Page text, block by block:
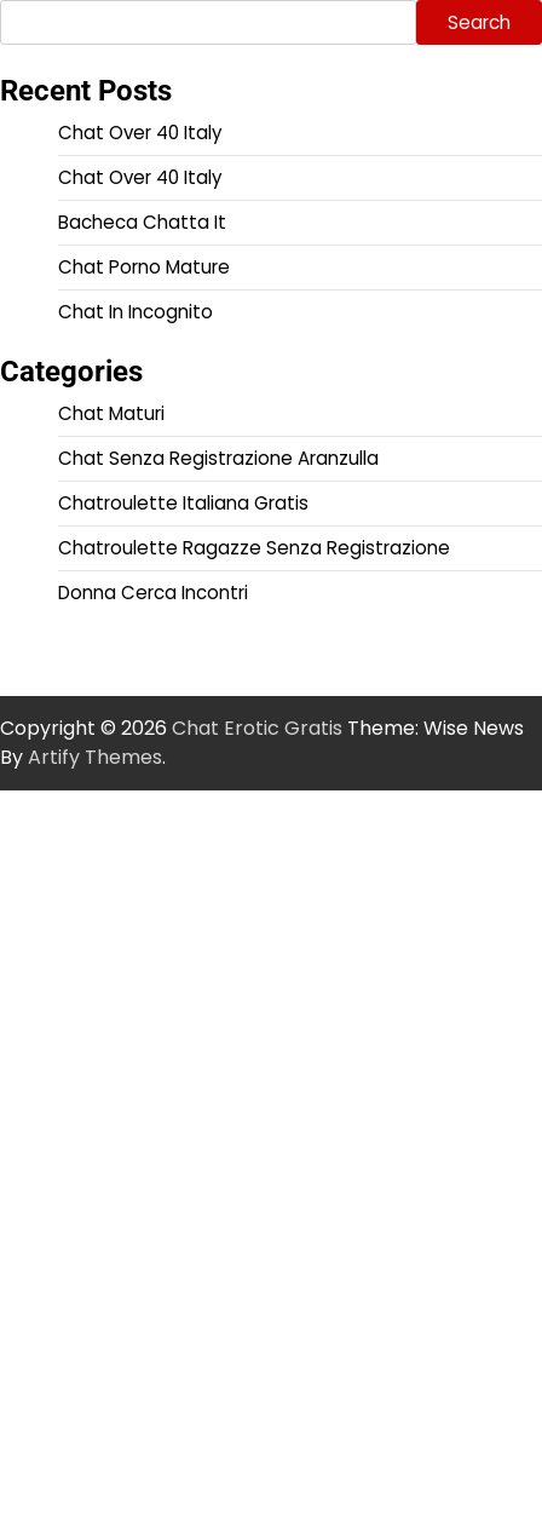
Search
Recent Posts
Chat Over 40 Italy
Chat Over 40 Italy
Bacheca Chatta It
Chat Porno Mature
Chat In Incognito
Categories
Chat Maturi
Chat Senza Registrazione Aranzulla
Chatroulette Italiana Gratis
Chatroulette Ragazze Senza Registrazione
Donna Cerca Incontri
Copyright © 2026 Chat Erotic Gratis Theme: Wise News
ByArtify Themes.